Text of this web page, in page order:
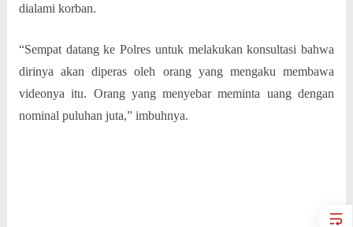
dialami korban.
“Sempat datang ke Polres untuk melakukan konsultasi bahwa
dirinya akan diperas oleh orang yang mengaku membawa
videonya itu. Orang yang menyebar meminta uang dengan
nominal puluhan juta,” imbuhnya.